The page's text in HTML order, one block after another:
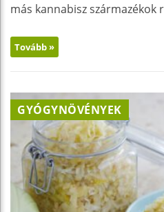
más kannabisz származékok
Tovább »
GYÓGYNÖVÉNYEK